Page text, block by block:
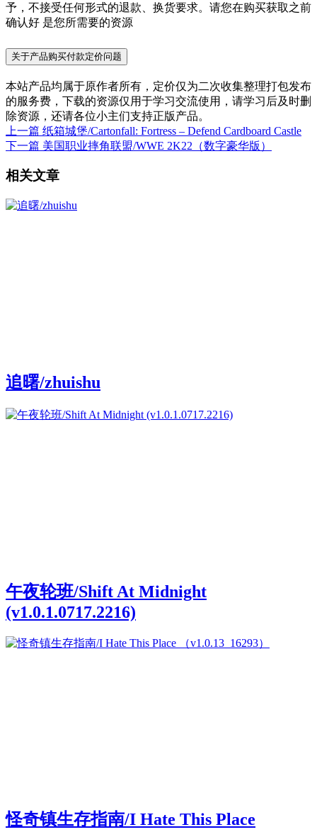
予，不接受任何形式的退款、换货要求。请您在购买获取之前
确认好 是您所需要的资源
关于产品购买付款定价问题
本站产品均属于原作者所有，定价仅为二次收集整理打包发布
的服务费，下载的资源仅用于学习交流使用，请学习后及时删
除资源，还请各位小主们支持正版产品。
上一篇 纸箱城堡/Cartonfall: Fortress – Defend Cardboard Castle
下一篇 美国职业摔角联盟/WWE 2K22（数字豪华版）
相关文章
追曙/zhuishu
午夜轮班/Shift At Midnight
(v1.0.1.0717.2216)
怪奇镇生存指南/I Hate This Place